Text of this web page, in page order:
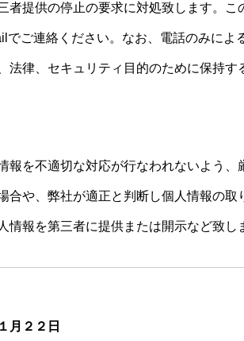
者提供の停止の要求に対処致します。
でご連絡ください。なお、電話のみによ
法律、セキュリティ目的のために保持す
報を不適切な対応が行なわれないよう
合や、弊社が適正と判断し個人情報の
情報を第三者に提供または開示など致し
月２２日